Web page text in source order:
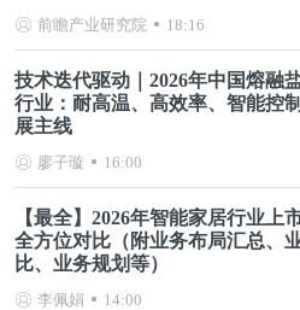
前瞻产业研究院 18:16
技术迭代驱动｜2026年中国熔融
行业：耐高温、高效率、智能控
展主线
廖子璇 16:00
【最全】2026年智能家居行业上
全方位对比（附业务布局汇总、
比、业务规划等）
李佩娟 14:00